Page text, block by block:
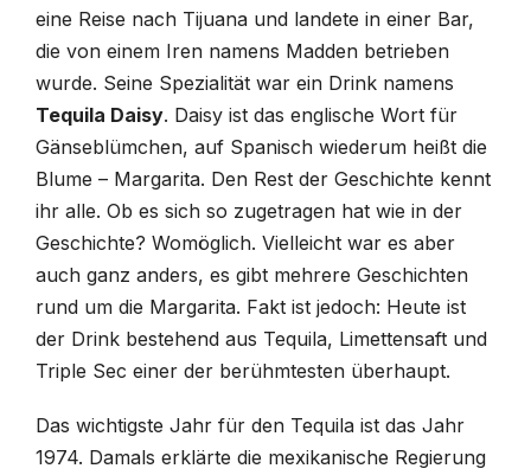
eine Reise nach Tijuana und landete in einer Bar,
die von einem Iren namens Madden betrieben
wurde. Seine Spezialität war ein Drink namens
Tequila Daisy. Daisy ist das englische Wort für
Gänseblümchen, auf Spanisch wiederum heißt die
Blume – Margarita. Den Rest der Geschichte kennt
ihr alle. Ob es sich so zugetragen hat wie in der
Geschichte? Womöglich. Vielleicht war es aber
auch ganz anders, es gibt mehrere Geschichten
rund um die Margarita. Fakt ist jedoch: Heute ist
der Drink bestehend aus Tequila, Limettensaft und
Triple Sec einer der berühmtesten überhaupt.
Das wichtigste Jahr für den Tequila ist das Jahr
1974. Damals erklärte die mexikanische Regierung